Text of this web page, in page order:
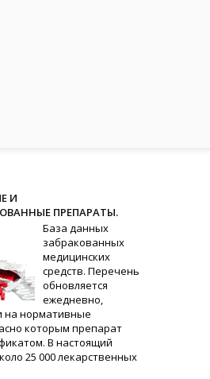
И
ПРЕПАРАТЫ.
База данных
забракованных
медицинских
средств. Перечень
обновляется
ежедневно,
на нормативные
которым препарат
В настоящий
25 000 лекарственных